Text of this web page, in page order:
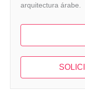
arquitectura árabe.